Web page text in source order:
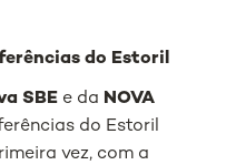
do Estoril
SBE e da NOVA
do Estoril
vez, com a